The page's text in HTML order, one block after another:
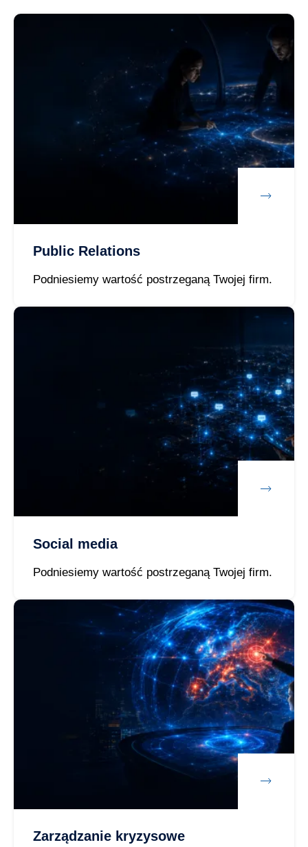
Public Relations
Podniesiemy wartość postrzeganą Twojej firm.
Social media
Podniesiemy wartość postrzeganą Twojej firm.
Zarządzanie kryzysowe